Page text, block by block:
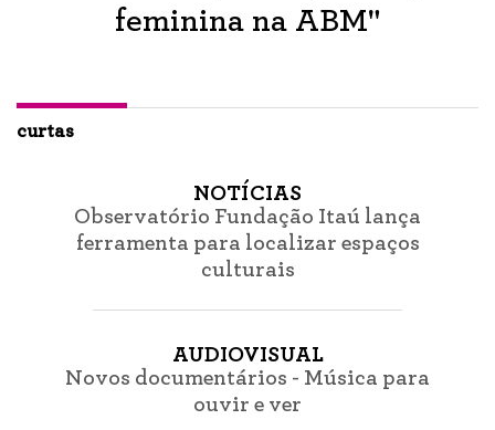
feminina na ABM"
curtas
NOTÍCIAS
Observatório Fundação Itaú lança
ferramenta para localizar espaços
culturais
AUDIOVISUAL
Novos documentários - Música para
ouvir e ver